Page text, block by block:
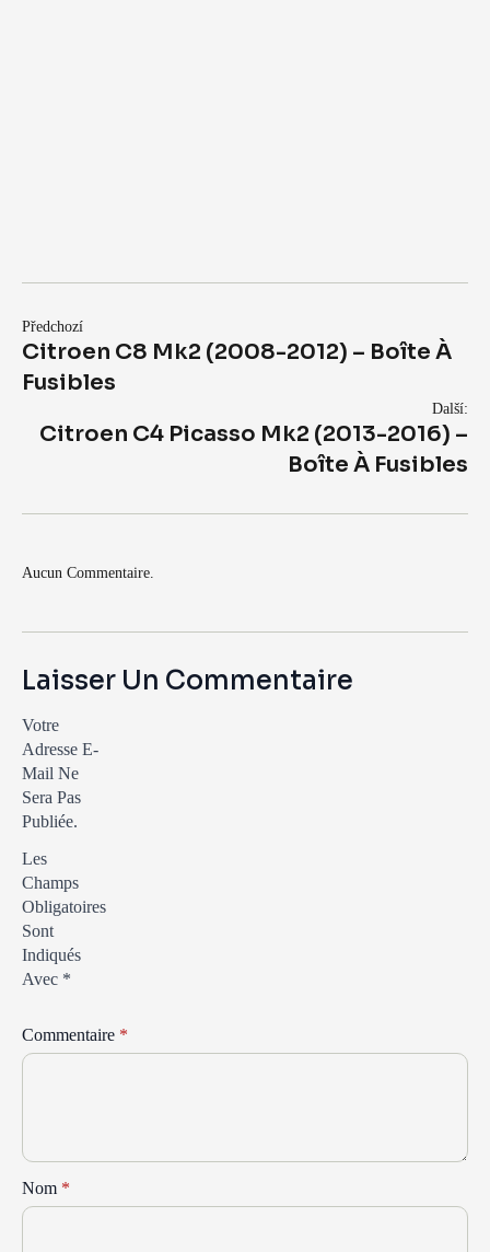
Předchozí
Citroen C8 Mk2 (2008-2012) – Boîte À
Fusibles
Další:
Citroen C4 Picasso Mk2 (2013-2016) –
Boîte À Fusibles
Aucun Commentaire.
Laisser Un Commentaire
Votre
Adresse E-
Mail Ne
Sera Pas
Publiée.
Les
Champs
Obligatoires
Sont
Indiqués
Avec *
Commentaire *
Nom *